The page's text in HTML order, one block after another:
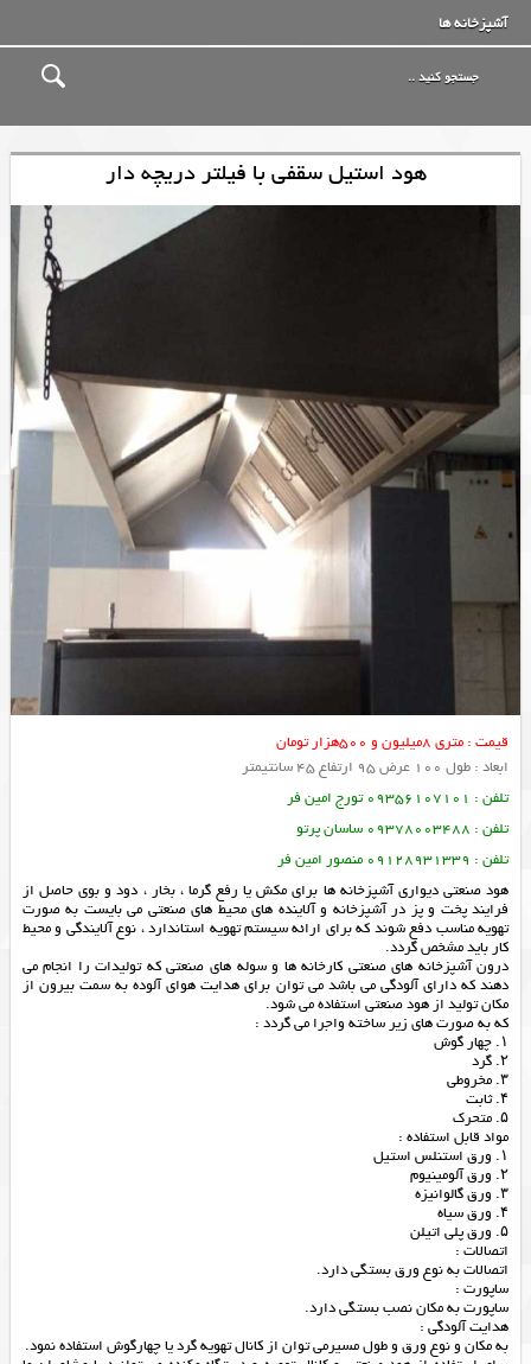
آشپزخانه ها
هود استیل سقفی با فیلتر دریچه دار
قیمت : متری 8میلیون و 500هزار تومان
ابعاد : طول 100 عرض 95 ارتفاع 45 سانتیمتر
تلفن : 09356107101 تورج امین فر
تلفن : 09378003488 ساسان پرتو
تلفن : 09128931339 منصور امین فر
هود صنعتی دیواری آشپزخانه ها برای مکش یا رفع گرما ، بخار ، دود و بوی حاصل از
فرایند پخت و پز در آشپزخانه و آلاينده های محيط های صنعتی می بايست به صورت
تهويه مناسب دفع شوند كه برای ارائه سیستم تهويه استاندارد ، نوع آلايندگی و محیط
كار باید مشخص گردد.
درون آشپزخانه های صنعتی کارخانه ها و سوله های صنعتی که تولیدات را انجام می
دهند که دارای آلودگی می باشد می توان برای هدایت هوای آلوده به سمت بیرون از
مکان تولید از هود صنعتی استفاده می شود.
که به صورت های زیر ساخته واجرا می گردد :
۱. چهار گوش
۲. گرد
۳. مخروطی
۴. ثابت
۵. متحرک
مواد قابل استفاده :
۱. ورق استنلس استیل
۲. ورق آلومینیوم
۳. ورق گالوانیزه
۴. ورق سیاه
۵. ورق پلی اتیلن
اتصالات :
اتصالات به نوع ورق بستگی دارد.
ساپورت :
ساپورت به مکان نصب بستگی دارد.
هدایت آلودگی :
به مکان و نوع ورق و طول مسیرمی توان از کانال تهویه گرد یا چهارگوش استفاده نمود.